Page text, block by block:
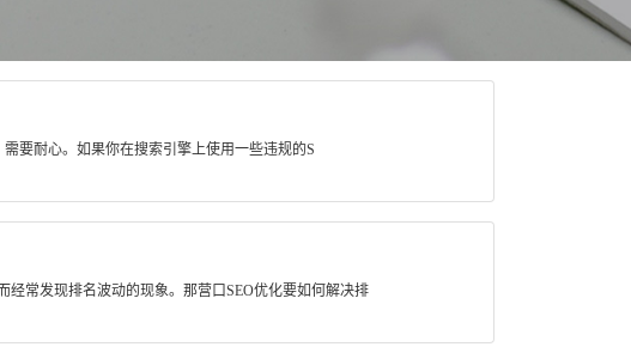
要耐心。如果你在搜索引擎上使用一些违规的S
常发现排名波动的现象。那营口SEO优化要如何解决排